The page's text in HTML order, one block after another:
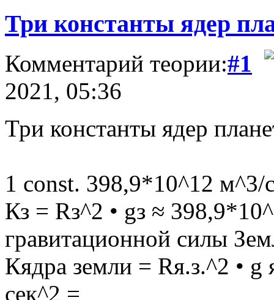
Три константы ядер
Комментарий теории:#1
2021, 05:36
Три константы ядер
1 const. 398,9*10^12 м^3/
Кз = Rз^2 • gз ≈
гравитационной силы
Кядра земли = Rя.з.^2 •
сек^2 =